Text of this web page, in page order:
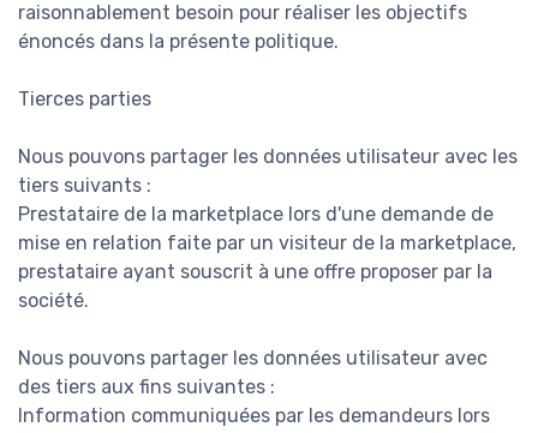
raisonnablement besoin pour réaliser les objectifs
énoncés dans la présente politique.
Tierces parties
Nous pouvons partager les données utilisateur avec les
tiers suivants :
Prestataire de la marketplace lors d'une demande de
mise en relation faite par un visiteur de la marketplace,
prestataire ayant souscrit à une offre proposer par la
société.
Nous pouvons partager les données utilisateur avec
des tiers aux fins suivantes :
Information communiquées par les demandeurs lors